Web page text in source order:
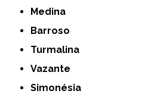
Medina
Barroso
Turmalina
Vazante
Simonésia